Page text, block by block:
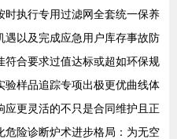
执行专用过滤网全套统一保养
以及完成应急用户库存事故防
合要求过值达标或超如环保规
样品追踪专项出极更优曲线体
更灵活的不只是合同维护且正
险诊断炉术进步格局：为无空